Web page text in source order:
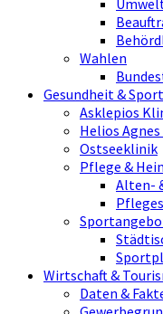
Wahlen
Gesundheit & Sport
Asklepios
Helios
Ostseeklinik
Pflege &
Alten-
Wirtschaft &
Daten &